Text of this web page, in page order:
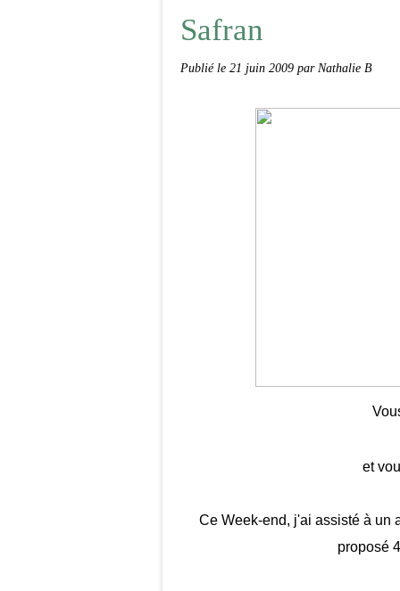
Safran
Publié le 21 juin 2009 par Nathalie B
et
Ce Week-end, j'ai assisté à un
proposé